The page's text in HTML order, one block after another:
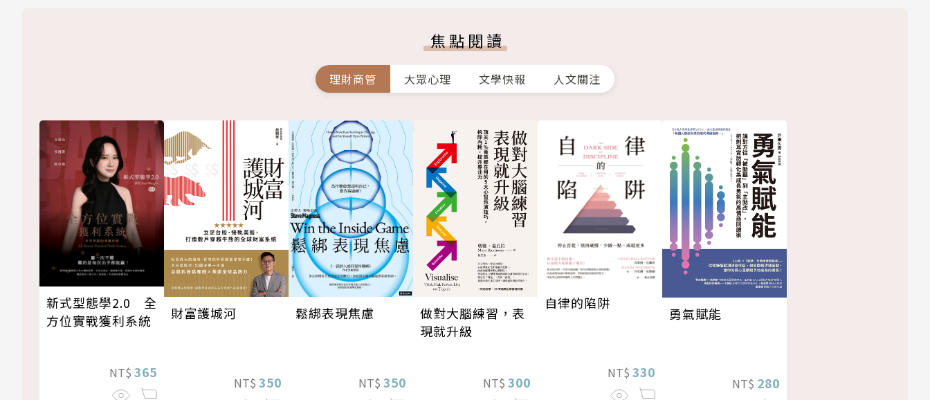
焦點閱讀
理財商管 大眾心理 文學快報 人文關注
新式型態學2.0 全
方位實戰獲利系統
NT$ 365
財富護城河
NT$ 350
鬆綁表現焦慮
NT$ 350
做對大腦練習，表
現就升級
NT$ 300
自律的陷阱
NT$ 330
勇氣賦能
NT$ 280